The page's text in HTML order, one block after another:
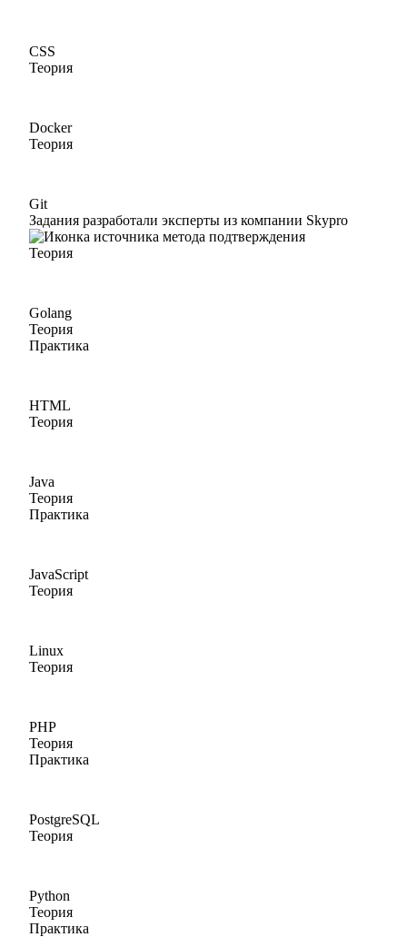
CSS
Теория
Docker
Теория
Git
Задания разработали эксперты из компании Skypro
Теория
Golang
Теория
Практика
HTML
Теория
Java
Теория
Практика
JavaScript
Теория
Linux
Теория
PHP
Теория
Практика
PostgreSQL
Теория
Python
Теория
Практика